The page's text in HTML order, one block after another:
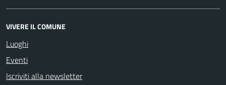
VIVERE IL COMUNE
Luoghi
Eventi
Iscriviti alla newsletter